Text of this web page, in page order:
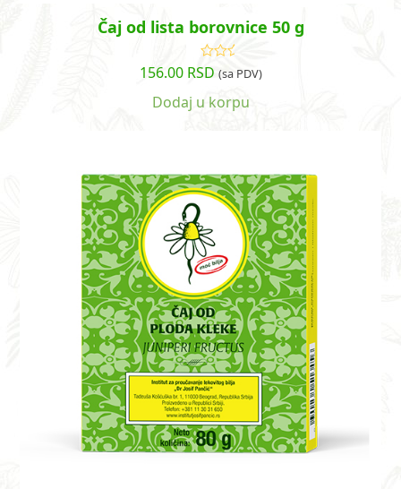
Čaj od lista borovnice 50 g
Ocenjeno
sa5.00od
156.00 RSD (sa PDV)
Dodaj u korpu